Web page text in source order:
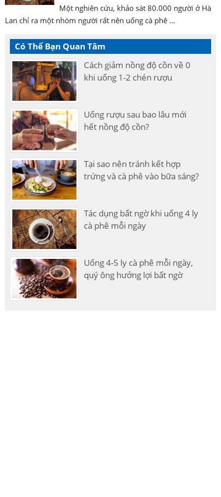
Một nghiên cứu, khảo sát 80.000 người ở Hà
Lan chỉ ra một nhóm người rất nên uống cà phê ...
Có Thể Bạn Quan Tâm
Cách giảm nồng độ cồn về 0
khi uống 1-2 chén rượu
Uống rượu sau bao lâu mới
hết nồng độ cồn?
Tại sao nên tránh kết hợp
trứng và cà phê vào bữa sáng?
Tác dụng bất ngờ khi uống 4 ly
cà phê mỗi ngày
Uống 4-5 ly cà phê mỗi ngày,
quý ông hưởng lợi bất ngờ